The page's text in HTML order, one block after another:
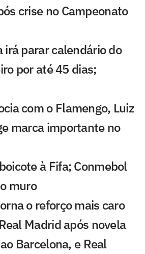
crise no Campeonato
irá parar calendário do
por até 45 dias;
com o Flamengo, Luiz
marca importante no
à Fifa; Conmebol
muro
o reforço mais caro
Madrid após novela
Barcelona, e Real